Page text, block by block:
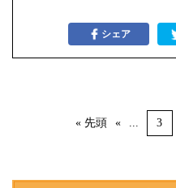
シェア
« 先頭 « 3